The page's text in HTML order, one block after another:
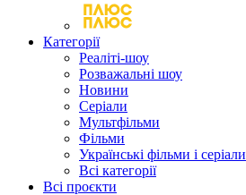
Категорії
Реаліті-шоу
Розважальні шоу
Новини
Серіали
Мультфільми
Фільми
Українські фільми і серіали
Всі категорії
Всі проєкти